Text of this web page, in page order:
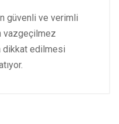
güvenli ve verimli
vazgeçilmez
dikkat edilmesi